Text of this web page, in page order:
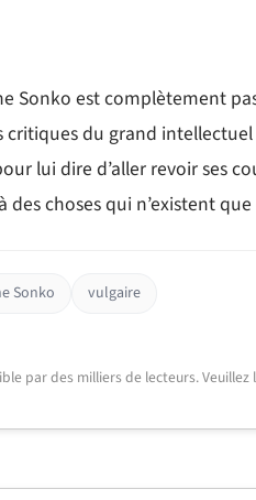
Sonko est complètement
du grand
lui dire d’aller revoir ses
choses qui n’existent
Sonko vulgaire
par des milliers de lecteurs.